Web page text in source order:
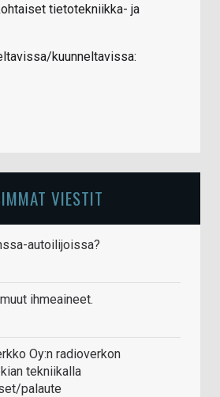
tietotekniikka- ja
kuunneltavissa:
VIESTIT
autoilijoissa?
ihmeaineet.
Oy:n radioverkon
tekniikalla
palaute